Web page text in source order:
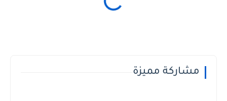
مشاركة مميزة